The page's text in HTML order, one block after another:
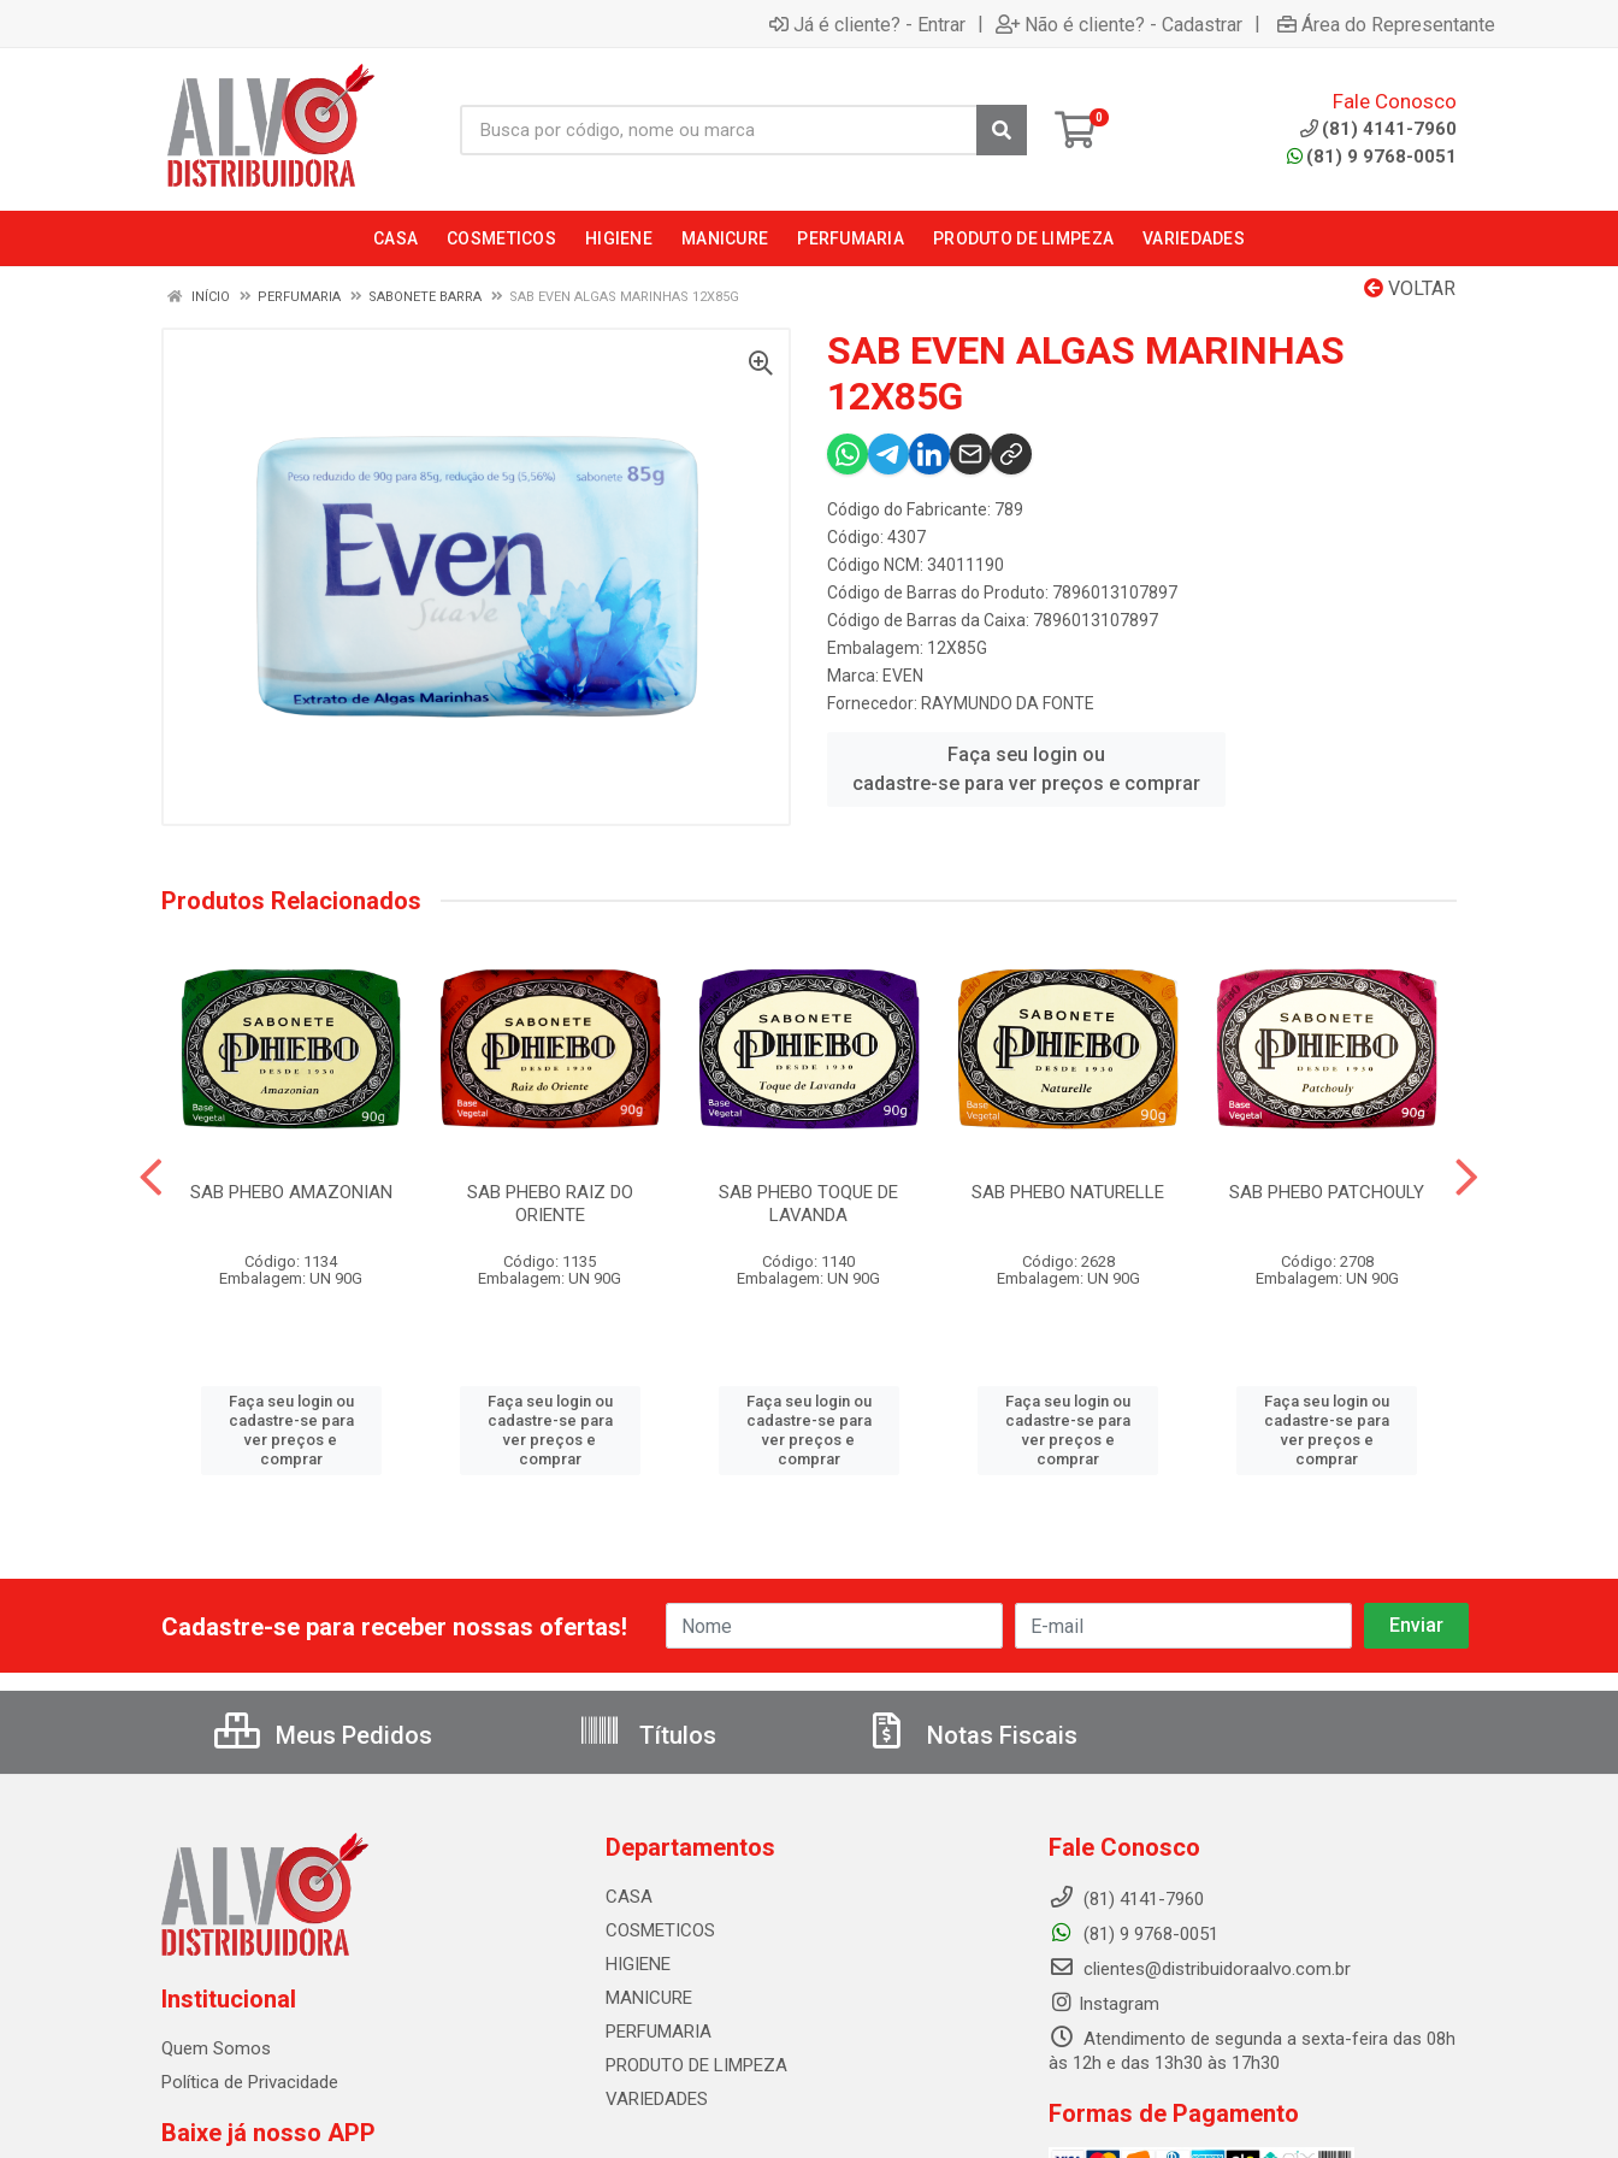
Já é cliente? - Entrar | Não é cliente? - Cadastrar | Área do Representante
0
Fale Conosco
(81) 4141-7960
(81) 9 9768-0051
CASA COSMETICOS HIGIENE MANICURE PERFUMARIA PRODUTO DE LIMPEZA VARIEDADES
VOLTAR
INÍCIO PERFUMARIA SABONETE BARRA SAB EVEN ALGAS MARINHAS 12X85G
SAB EVEN ALGAS MARINHAS
12X85G
Código do Fabricante: 789
Código: 4307
Código NCM: 34011190
Código de Barras do Produto: 7896013107897
Código de Barras da Caixa: 7896013107897
Embalagem: 12X85G
Marca: EVEN
Fornecedor: RAYMUNDO DA FONTE
Faça seu login ou
cadastre-se para ver preços e comprar
Produtos Relacionados
SAB PHEBO AMAZONIAN
Código: 1134
Embalagem: UN 90G
Faça seu login ou
cadastre-se para
ver preços e
comprar
SAB PHEBO RAIZ DO
ORIENTE
Código: 1135
Embalagem: UN 90G
Faça seu login ou
cadastre-se para
ver preços e
comprar
SAB PHEBO TOQUE DE
LAVANDA
Código: 1140
Embalagem: UN 90G
Faça seu login ou
cadastre-se para
ver preços e
comprar
SAB PHEBO NATURELLE
Código: 2628
Embalagem: UN 90G
Faça seu login ou
cadastre-se para
ver preços e
comprar
SAB PHEBO PATCHOULY
Código: 2708
Embalagem: UN 90G
Faça seu login ou
cadastre-se para
ver preços e
comprar
Cadastre-se para receber nossas ofertas!
Meus Pedidos Títulos Notas Fiscais
Institucional
Quem Somos
Política de Privacidade
Baixe já nosso APP
Departamentos
CASA
COSMETICOS
HIGIENE
MANICURE
PERFUMARIA
PRODUTO DE LIMPEZA
VARIEDADES
Fale Conosco
(81) 4141-7960
(81) 9 9768-0051
clientes@distribuidoraalvo.com.br
Instagram
Atendimento de segunda a sexta-feira das 08h
às 12h e das 13h30 às 17h30
Formas de Pagamento